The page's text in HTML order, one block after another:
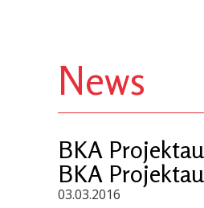
News
BKA
BKA
03.03.2016